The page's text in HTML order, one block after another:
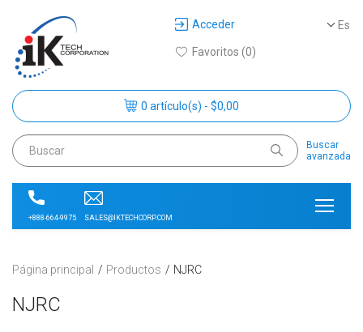
Es
Acceder
Favoritos (0)
0 artículo(s) - $0,00
Buscar
avanzada
+888-664-9975 SALES@IKTECHCORP.COM
Página principal Productos NJRC
NJRC